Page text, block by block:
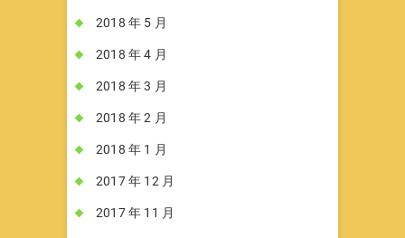
2018 年 5 月
2018 年 4 月
2018 年 3 月
2018 年 2 月
2018 年 1 月
2017 年 12 月
2017 年 11 月